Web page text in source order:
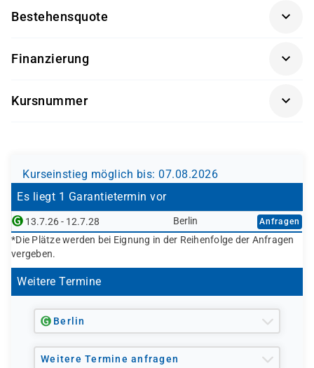
Kostenträger möglich.
Fr: 08:00 bis 14:00 Uhr
Bestehensquote
Finanzierung
persönlichen Voraussetzungen – durch verschiedene
oder SGB III)
Jobcenter (können eine Förderung empfehlen
bzw. veranlassen; die Ausstellung des
Bildungsgutscheins erfolgt durch die Agentur für
Arbeit)
Deutsche Rentenversicherung
Europäischer Sozialfonds (ESF)
Weitere öffentliche oder private Kostenträger
entscheidet der jeweilige Kostenträger nach einer
Kursnummer
Kurseinstieg möglich bis: 07.08.2026
Es liegt 1 Garantietermin vor
13.7.26 - 12.7.28 Berlin Anfragen
*Die Plätze werden bei Eignung in der Reihenfolge der Anfragen
vergeben.
Weitere Termine
Berlin
Weitere Termine anfragen